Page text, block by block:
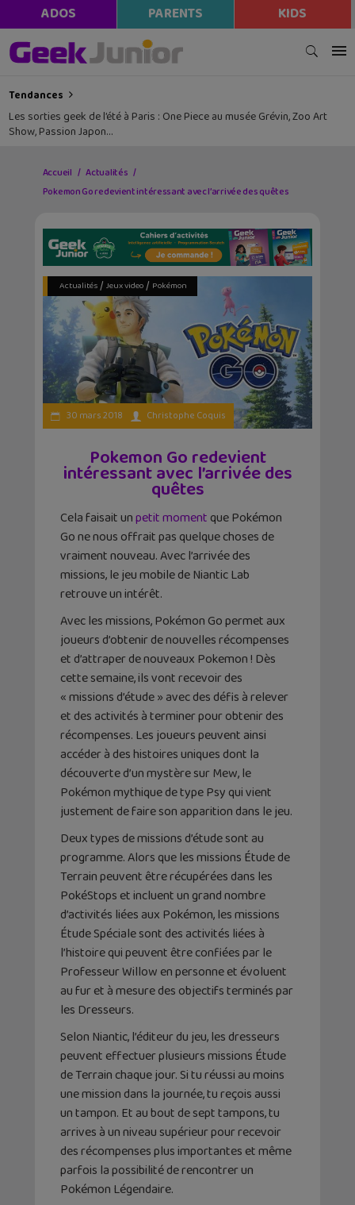
ADOS PARENTS KIDS
Tendances
Les sorties geek de l’été à Paris : One Piece au musée Grévin, Zoo Art
Show, Passion Japon…
Accueil
Actualités
Pokemon Go redevient intéressant avec l’arrivée des quêtes
Actualités/ Jeux video/ Pokémon
30 mars 2018 Christophe Coquis
Pokemon Go redevient
intéressant avec l’arrivée des
quêtes
Cela faisait unpetit moment que Pokémon
Go ne nous offrait pas quelque choses de
vraiment nouveau. Avec l’arrivée des
missions, le jeu mobile de Niantic Lab
retrouve un intérêt.
Avec les missions, Pokémon Go permet aux
joueurs d’obtenir de nouvelles récompenses
et d’attraper de nouveaux Pokemon ! Dès
cette semaine, ils vont recevoir des
« missions d’étude » avec des défis à relever
et des activités à terminer pour obtenir des
récompenses. Les joueurs peuvent ainsi
accéder à des histoires uniques dont la
découverte d’un mystère sur Mew, le
Pokémon mythique de type Psy qui vient
justement de faire son apparition dans le jeu.
Deux types de missions d’étude sont au
programme. Alors que les missions Étude de
Terrain peuvent être récupérées dans les
PokéStops et incluent un grand nombre
d’activités liées aux Pokémon, les missions
Étude Spéciale sont des activités liées à
l’histoire qui peuvent être confiées par le
Professeur Willow en personne et évoluent
au fur et à mesure des objectifs terminés par
les Dresseurs.
Selon Niantic, l’éditeur du jeu, les dresseurs
peuvent effectuer plusieurs missions Étude
de Terrain chaque jour. Si tu réussi au moins
une mission dans la journée, tu reçois aussi
un tampon. Et au bout de sept tampons, tu
arrives à un niveau supérieur pour recevoir
des récompenses plus importantes et même
parfois la possibilité de rencontrer un
Pokémon Légendaire.